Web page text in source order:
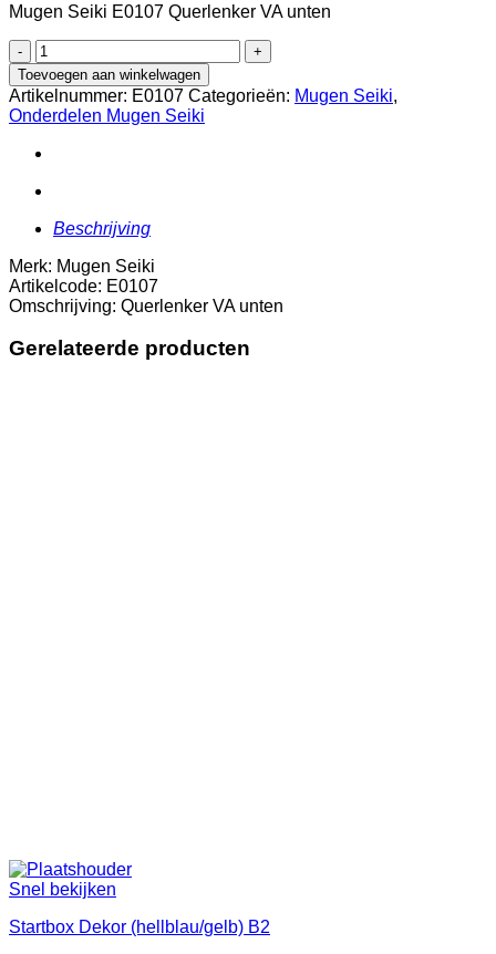
Mugen Seiki E0107 Querlenker VA unten
Querlenker
VA
unten
aantal
Toevoegen aan winkelwagen
Artikelnummer: E0107 Categorieën: Mugen Seiki,
Onderdelen Mugen Seiki
Beschrijving
Merk: Mugen Seiki
Artikelcode: E0107
Omschrijving: Querlenker VA unten
Gerelateerde producten
Snel bekijken
Startbox Dekor (hellblau/gelb) B2